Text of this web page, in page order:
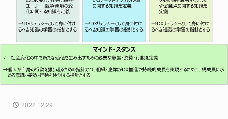
2022.12.29